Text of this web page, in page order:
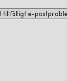
e-